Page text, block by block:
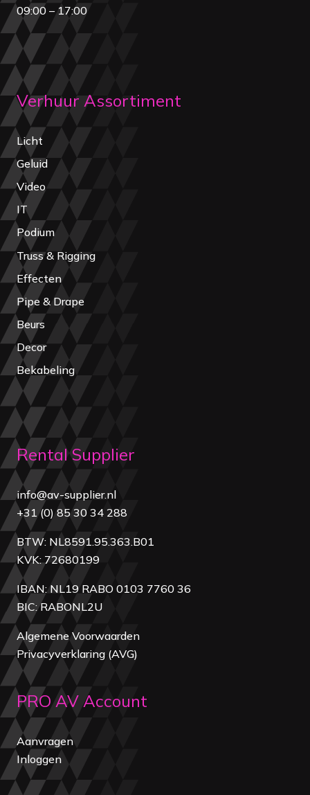
09:00 – 17:00
Verhuur Assortiment
Licht
Geluid
Video
IT
Podium
Truss & Rigging
Effecten
Pipe & Drape
Beurs
Decor
Bekabeling
Rental Supplier
info@av-supplier.nl
+31 (0) 85 30 34 288
BTW: NL8591.95.363.B01
KVK: 72680199
IBAN: NL19 RABO 0103 7760 36
BIC: RABONL2U
Algemene Voorwaarden
Privacyverklaring (AVG)
PRO AV Account
Aanvragen
Inloggen